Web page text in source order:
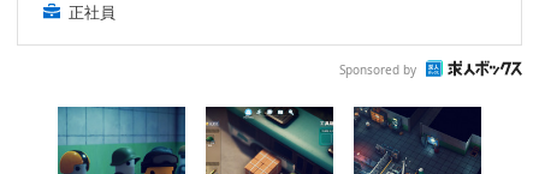
正社員
Sponsored by